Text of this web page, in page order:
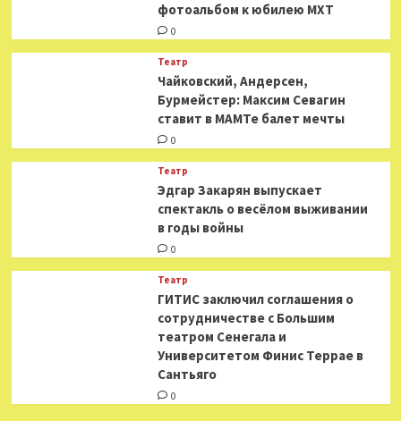
фотоальбом к юбилею МХТ
0
Театр
​​Чайковский, Андерсен,
Бурмейстер: Максим Севагин
ставит в МАМТе балет мечты
0
Театр
Эдгар Закарян выпускает
спектакль о весёлом выживании
в годы войны
0
Театр
ГИТИС заключил соглашения о
сотрудничестве с Большим
театром Сенегала и
Университетом Финис Террае в
Сантьяго
0